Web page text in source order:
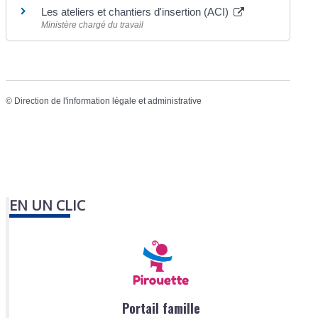
Les ateliers et chantiers d'insertion (ACI)
Ministère chargé du travail
© Direction de l'information légale et administrative
EN UN CLIC
Portail famille